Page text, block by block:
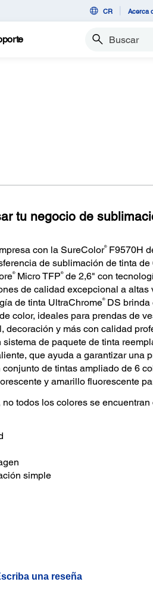
CR Acerca
Buscar
tu negocio de
con la SureColor®F9570H
de sublimación de tinta
®Micro TFP®de 2,6" con
de calidad excepcional a altas
de tinta UltraChrome®DS brinda
color, ideales para prendas de
decoración y más con calidad
de paquete de tinta
que ayuda a garantizar una
de tintas ampliado de 6
y amarillo fluorescente
todos los colores se
simple
una reseña